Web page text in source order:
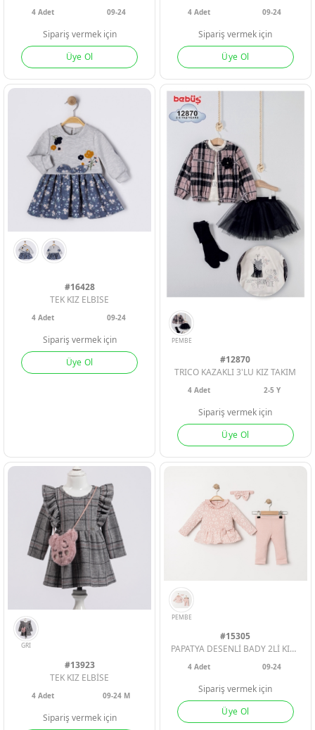
4Adet 09-24
Sipariş vermek için
Üye Ol
4 Adet 09-24
Sipariş vermek için
Üye Ol
#16428
TEK KIZ ELBISE
4Adet 09-24
Sipariş vermek için
Üye Ol
#12870
TRICO KAZAKLI 3'LU KIZ TAKIM
4 Adet 2-5 Y
Sipariş vermek için
Üye Ol
#13923
TEK KIZ ELBİSE
4Adet 09-24 M
Sipariş vermek için
#15305
PAPATYA DESENLİ BADY 2Lİ KIZ BEBE TAKIM
4 Adet 09-24
Sipariş vermek için
Üye Ol